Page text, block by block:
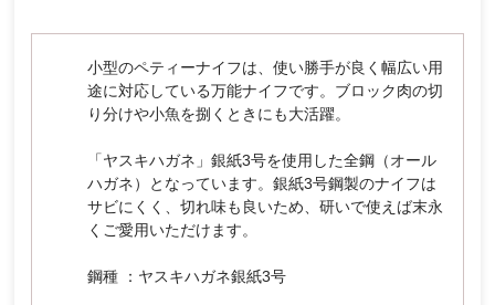
小型のペティーナイフは、使い勝手が良く幅広い用
途に対応している万能ナイフです。ブロック肉の切
り分けや小魚を捌くときにも大活躍。
「ヤスキハガネ」銀紙3号を使用した全鋼（オール
ハガネ）となっています。銀紙3号鋼製のナイフは
サビにくく、切れ味も良いため、研いで使えば末永
くご愛用いただけます。
鋼種 ：ヤスキハガネ銀紙3号